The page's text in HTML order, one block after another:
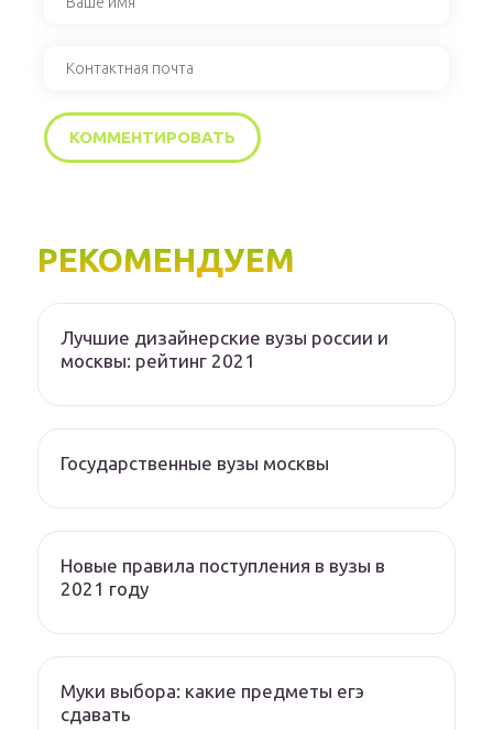
РЕКОМЕНДУЕМ
Лучшие дизайнерские вузы россии и
москвы: рейтинг 2021
Государственные вузы москвы
Новые правила поступления в вузы в
2021 году
Муки выбора: какие предметы егэ
сдавать